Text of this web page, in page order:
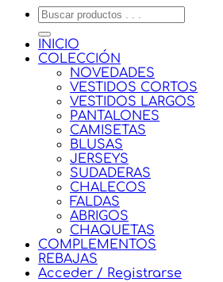
Buscar
por:
INICIO
COLECCIÓN
NOVEDADES
VESTIDOS CORTOS
VESTIDOS LARGOS
PANTALONES
CAMISETAS
BLUSAS
JERSEYS
SUDADERAS
CHALECOS
FALDAS
ABRIGOS
CHAQUETAS
COMPLEMENTOS
REBAJAS
Acceder / Registrarse